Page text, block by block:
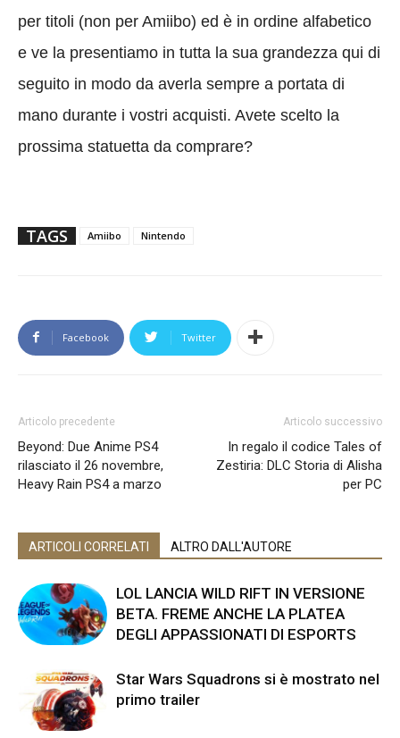
per titoli (non per Amiibo) ed è in ordine alfabetico
e ve la presentiamo in tutta la sua grandezza qui di
seguito in modo da averla sempre a portata di
mano durante i vostri acquisti. Avete scelto la
prossima statuetta da comprare?
TAGS Amiibo Nintendo
Facebook Twitter
Articolo precedente
Beyond: Due Anime PS4
rilasciato il 26 novembre,
Heavy Rain PS4 a marzo
Articolo successivo
In regalo il codice Tales of
Zestiria: DLC Storia di Alisha
per PC
ARTICOLI CORRELATI ALTRO DALL'AUTORE
LOL LANCIA WILD RIFT IN VERSIONE
BETA. FREME ANCHE LA PLATEA
DEGLI APPASSIONATI DI ESPORTS
Star Wars Squadrons si è mostrato nel
primo trailer